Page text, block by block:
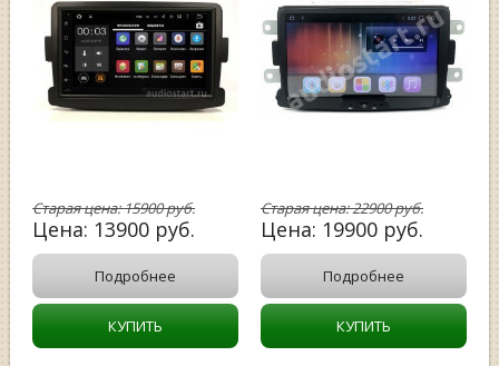
Старая цена:15900руб.
Цена: 13900 руб.
Подробнее
КУПИТЬ
Старая цена:22900руб.
Цена: 19900 руб.
Подробнее
КУПИТЬ